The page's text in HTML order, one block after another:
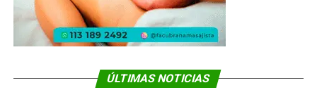
ÚLTIMAS NOTICIAS